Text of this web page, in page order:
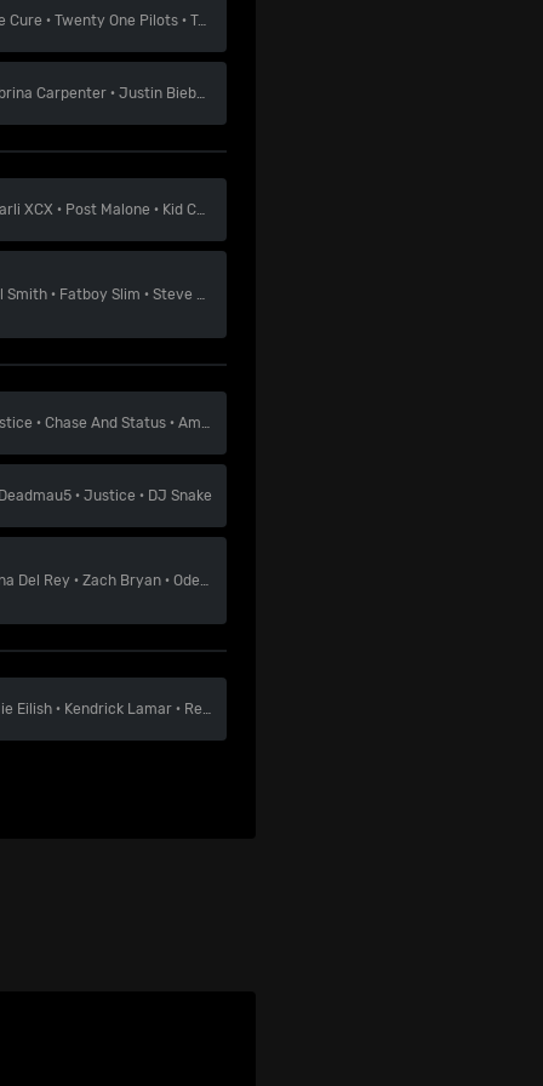
Cure ·Twenty One Pilots ·Teddy Swims
Carpenter ·Justin Bieber
XCX · Post Malone · Kid Cudi
Smith · Fatboy Slim ·Steve Angello
·Chase And Status ·Amelie Lens
·Justice · DJ Snake
Del Rey ·Zach Bryan ·Odesza
Eilish · Kendrick Lamar · Red Hot Chili Peppers